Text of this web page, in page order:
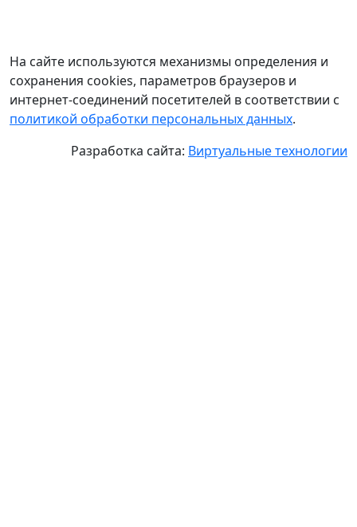
На сайте используются механизмы определения и
сохранения cookies, параметров браузеров и
интернет-соединений посетителей в соответствии с
политикой обработки персональных данных.
Разработка сайта: Виртуальные технологии